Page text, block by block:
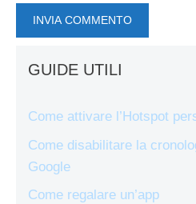
GUIDE UTILI
Come attivare l’Hotspot
Come disabilitare la
Google
Come regalare un’app